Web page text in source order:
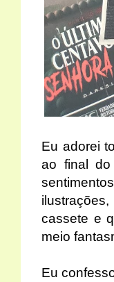
Eu adorei
ao final
cassete e
meio
Eu